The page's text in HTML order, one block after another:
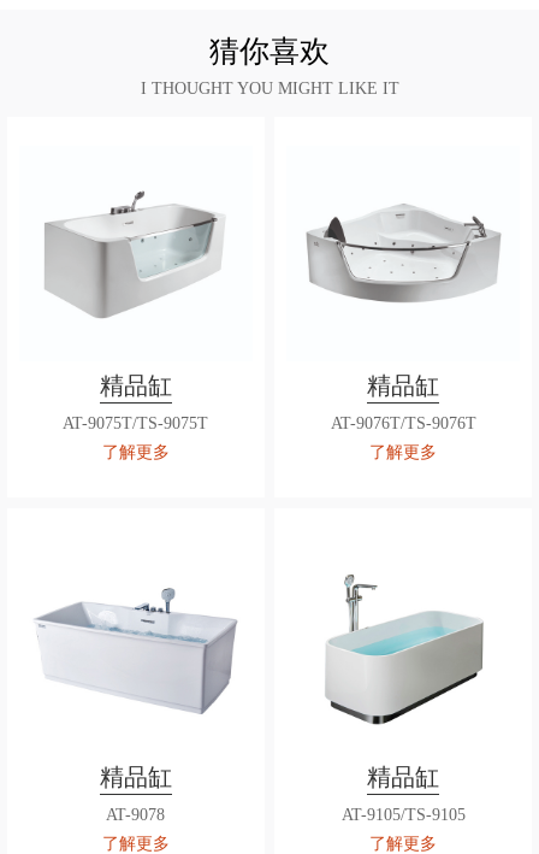
猜你喜欢
I THOUGHT YOU MIGHT LIKE IT
精品缸
AT-9075T/TS-9075T
了解更多
精品缸
AT-9076T/TS-9076T
了解更多
精品缸
AT-9078
了解更多
精品缸
AT-9105/TS-9105
了解更多